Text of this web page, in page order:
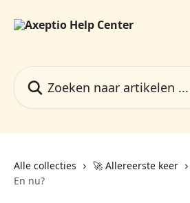
Alle collecties 🚀 Allereerste keer
En nu?